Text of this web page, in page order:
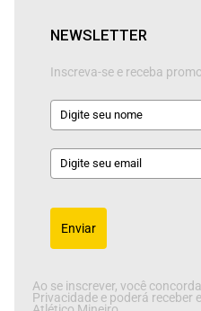
NEWSLETTER
Inscreva-se e receba
Enviar
Ao se inscrever, você
Privacidade e poderá receber